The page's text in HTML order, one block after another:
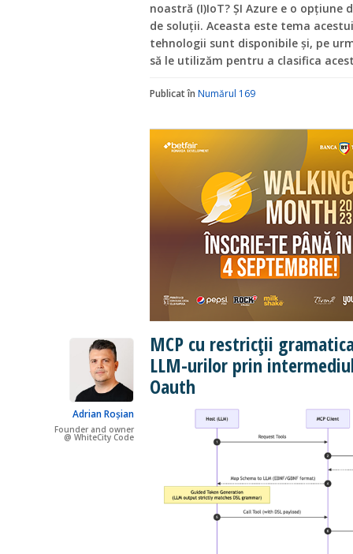
noastră (I)IoT? ȘI Azure e o
de soluții. Aceasta este tema
tehnologii sunt disponibile și, pe
să le utilizăm pentru a clasifica
Publicat în Numărul 169
Adrian Roșian
Founder and owner
@ WhiteCity Code
MCP cu restricții
LLM-urilor prin
Oauth